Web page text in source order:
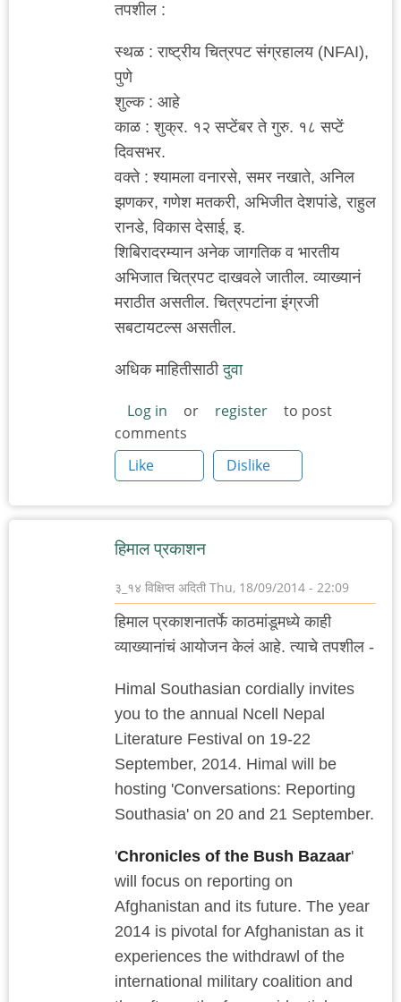
तपशील :
स्थळ : राष्ट्रीय चित्रपट संग्रहालय (NFAI),
पुणे
शुल्क : आहे
काळ : शुक्र. १२ सप्टेंबर ते गुरु. १८ सप्टें
दिवसभर.
वक्ते : श्यामला वनारसे, समर नखाते, अनिल
झणकर, गणेश मतकरी, अभिजीत देशपांडे, राहुल
रानडे, विकास देसाई, इ.
शिबिरादरम्यान अनेक जागतिक व भारतीय
अभिजात चित्रपट दाखवले जातील. व्याख्यानं
मराठीत असतील. चित्रपटांना इंग्रजी
सबटायटल्स असतील.
अधिक माहितीसाठीदुवा
Log in or register
to post
comments
Like
Dislike
हिमाल प्रकाशन
३_१४ विक्षिप्त अदिती Thu, 18/09/2014 - 22:09
हिमाल प्रकाशनातर्फे काठमांडूमध्ये काही
व्याख्यानांचं आयोजन केलं आहे. त्याचे तपशील -
Himal Southasian cordially invites
you to the annual Ncell Nepal
Literature Festival on 19-22
September, 2014. Himal will be
hosting 'Conversations: Reporting
Southasia' on 20 and 21 September.
'Chronicles of the Bush Bazaar'
will focus on reporting on
Afghanistan and its future. The year
2014 is pivotal for Afghanistan as it
experiences the withdrawl of the
international military coalition and